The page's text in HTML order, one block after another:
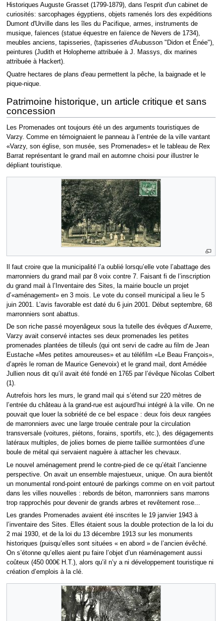
Historiques Auguste Grasset (1799-1879), dans l'esprit d'un cabinet de
curiosités: sarcophages égyptiens, objets ramenés lors des expéditions
Dumont d'Urville dans les îles du Pacifique, armes, instruments de
musique, faïences (statue équestre en faïence de Nevers de 1734),
meubles anciens, tapisseries, (tapisseries d'Aubusson "Didon et Énée"),
peintures (Judith et Holopherne attribuée à J. Massys, dix marines
attribuée à Hackert).
Quatre hectares de plans d'eau permettent la pêche, la baignade et le
pique-nique.
Patrimoine historique, un article critique et sans
concession
Les Promenades ont toujours été un des arguments touristiques de
Varzy. Comme en témoignaient le panneau à l’entrée de la ville vantant
«Varzy, son église, son musée, ses Promenades» et le tableau de Rex
Barrat représentant le grand mail en automne choisi pour illustrer le
dépliant touristique.
Il faut croire que la municipalité l’a oublié lorsqu’elle vote l’abattage des
marronniers du grand mail par 8 voix contre 7. Faisant fi de l’inscription
du grand mail à l’Inventaire des Sites, la mairie boucle un projet
d’«aménagement» en 3 mois. Le vote du conseil municipal a lieu le 5
juin 2001. L’avis favorable est daté du 6 juin 2001. Début septembre, 68
marronniers sont abattus.
De son riche passé moyenâgeux sous la tutelle des évêques d’Auxerre,
Varzy avait conservé intactes ses deux promenades les petites
promenades plantées de tilleuls (qui ont servi de cadre au film de Jean
Eustache «Mes petites amoureuses» et au téléfilm «Le Beau François»,
d’après le roman de Maurice Genevoix) et le grand mail, dont Amédée
Jullien nous dit qu’il avait été fondé en 1765 par l’évêque Nicolas Colbert
(1).
Autrefois hors les murs, le grand mail qui s’étend sur 220 mètres de
l’entrée du château à la grand-rue est aujourd’hui intégré à la ville. On ne
pouvait que louer la sobriété de ce bel espace : deux fois deux rangées
de marronniers avec une large trouée centrale pour la circulation
transversale (voitures, piétons, forains, sportifs, etc.), des dégagements
latéraux multiples, de jolies bornes de pierre taillée surmontées d’une
boule de métal qui servaient naguère à attacher les chevaux.
Le nouvel aménagement prend le contre-pied de ce qu’était l’ancienne
perspective. On avait un ensemble majestueux, unique. On aura bientôt
un monumental rond-point entouré de parkings comme on en voit partout
dans les villes nouvelles : rebords de béton, marronniers sans marrons
trop rapprochés pour devenir de grands arbres et revêtement rose...
Les grandes Promenades avaient été inscrites le 19 janvier 1943 à
l’inventaire des Sites. Elles étaient sous la double protection de la loi du
2 mai 1930, et de la loi du 13 décembre 1913 sur les monuments
historiques (puisqu’elles sont situées « en abord » de l’ancien évêché.
On s’étonne qu’elles aient pu faire l’objet d’un réaménagement aussi
coûteux (450 000€ H.T.), alors qu’il n’y a ni développement touristique ni
création d’emplois à la clé.